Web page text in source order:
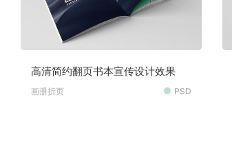
高清简约翻页书本宣传设计效果
画册折页 PSD